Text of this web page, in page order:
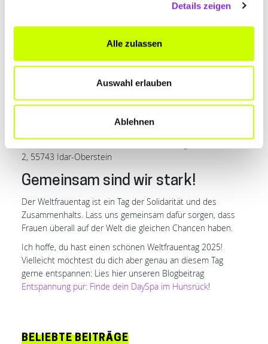
Details zeigen
Alle zulassen
Auswahl erlauben
Ablehnen
und ein Visionstalk unter dem Motto “Wir machen uns die
Welt, wie sie uns gefällt – frei von Gewalt”. Teilnehmende
sind eingeladen, aktiv mitzuwirken und ihre Ideen für ein
Mitmachstände, ein Buffet mit Kuchen, Herzhaftem und
Suppe sowie eine Tanzrunde zum Abschluss runden den
willkommen.
09.03.2025 / 14.00 – 18.30 Uhr
2, 55743 Idar-Oberstein
Gemeinsam sind wir stark!
Der Weltfrauentag ist ein Tag der Solidarität und des
Zusammenhalts. Lass uns gemeinsam dafür sorgen, dass
Frauen überall auf der Welt die gleichen Chancen haben.
Ich hoffe, du hast einen schönen Weltfrauentag 2025!
Vielleicht möchtest du dich aber genau an diesem Tag
gerne entspannen: Lies hier unseren Blogbeitrag
Entspannung pur: Finde dein DaySpa im Hunsrück!
BELIEBTE BEITRÄGE